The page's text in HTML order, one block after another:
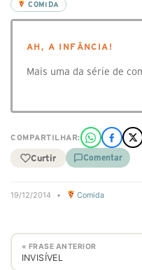
COMIDA
AH, A INFÂNCIA!
Mais uma da série de
COMPARTILHAR:
Curtir Comentar
19/12/2014 • Comida
« FRASE ANTERIOR
INVISÍVEL